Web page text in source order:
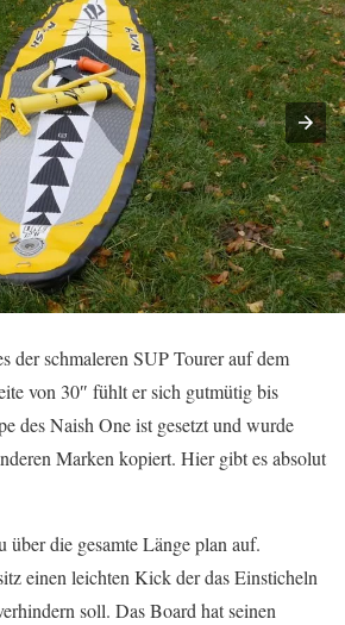
der schmaleren SUP Tourer auf dem
von 30″ fühlt er sich gutmütig bis
des Naish One ist gesetzt und wurde
Marken kopiert. Hier gibt es absolut
über die gesamte Länge plan auf.
einen leichten Kick der das Einsticheln
soll. Das Board hat seinen